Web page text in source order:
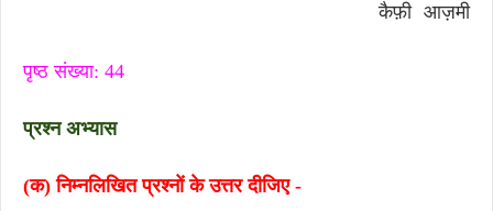
कैफ़ी आज़मी
पृष्ठ संख्या: 44
प्रश्न अभ्यास
(क) निम्नलिखित प्रश्नों के उत्तर दीजिए -